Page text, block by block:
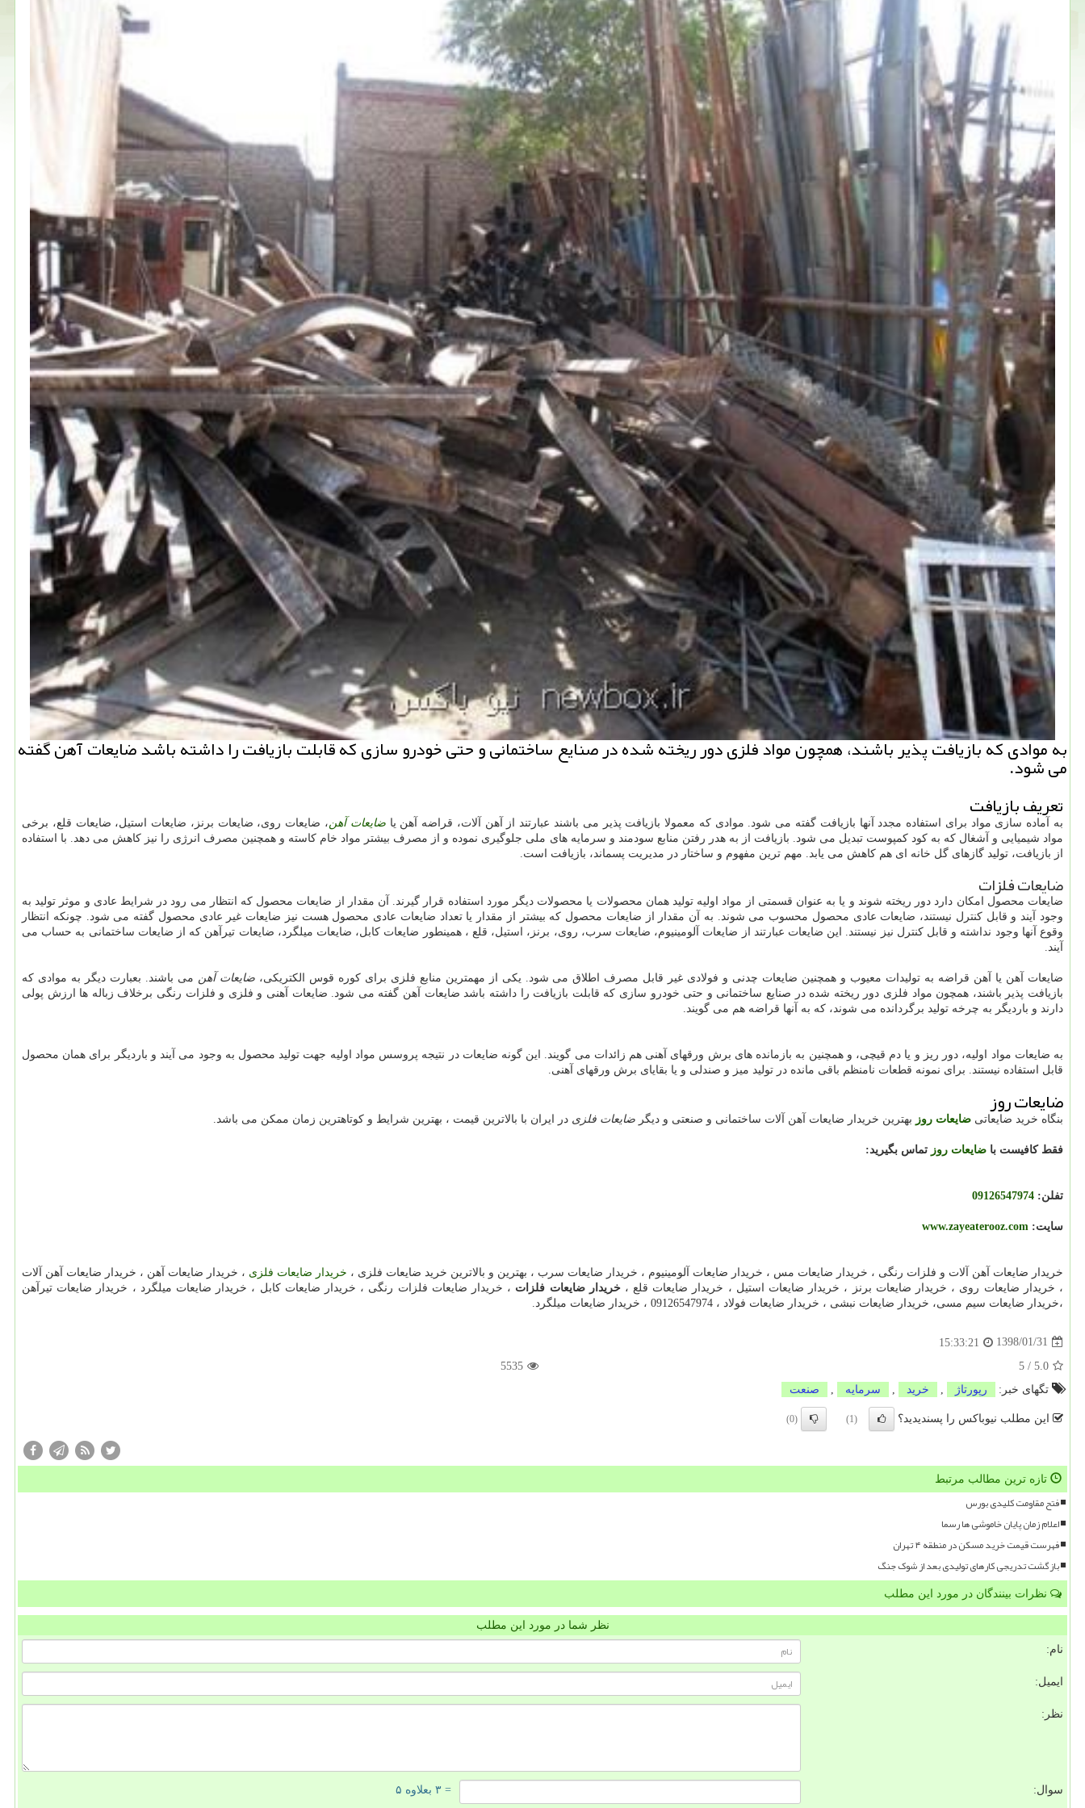
به موادی كه بازیافت پذیر باشند، همچون مواد فلزی دور ریخته شده در صنایع ساختمانی و حتی خودرو سازی كه قابلت بازیافت را داشته باشد ضایعات آهن گفته
می شود.
تعریف بازیافت
به آماده سازی مواد برای استفاده مجدد آنها بازیافت گفته می شود. موادی که معمولا بازیافت پذیر می باشند عبارتند از آهن آلات، قراضه آهن یاضایعات آهن، ضایعات روی، ضایعات برنز، ضایعات استیل، ضایعات قلع، برخی
مواد شیمیایی و آشغال که به کود کمپوست تبدیل می شود. بازیافت از به هدر رفتن منابع سودمند و سرمایه های ملی جلوگیری نموده و از مصرف بیشتر مواد خام کاسته و همچنین مصرف انرژی را نیز کاهش می دهد. با استفاده
از بازیافت، تولید گازهای گل خانه ای هم کاهش می یابد. مهم ترین مفهوم و ساختار در مدیریت پسماند، بازیافت است.
ضایعات فلزات
ضایعات محصول امکان دارد دور ریخته شوند و یا به عنوان قسمتی از مواد اولیه تولید همان محصولات یا محصولات دیگر مورد استفاده قرار گیرند. آن مقدار از ضایعات محصول که انتظار می رود در شرایط عادی و موثر تولید به
وجود آیند و قابل کنترل نیستند، ضایعات عادی محصول محسوب می شوند. به آن مقدار از ضایعات محصول که بیشتر از مقدار یا تعداد ضایعات عادی محصول هست نیز ضایعات غیر عادی محصول گفته می شود. چونکه انتظار
وقوع آنها وجود نداشته و قابل کنترل نیز نیستند. این ضایعات عبارتند از ضایعات آلومینیوم، ضایعات سرب، روی، برنز، استیل، قلع ، همینطور ضایعات کابل، ضایعات میلگرد، ضایعات تیرآهن که از ضایعات ساختمانی به حساب می
آیند.
ضایعات آهن یا آهن قراضه به تولیدات معیوب و همچنین ضایعات چدنی و فولادی غیر قابل مصرف اطلاق می شود. یکی از مهمترین منابع فلزی برای کوره قوس الکتریکی،ضایعات آهن می باشند. بعبارت دیگر به موادی که
بازیافت پذیر باشند، همچون مواد فلزی دور ریخته شده در صنایع ساختمانی و حتی خودرو سازی که قابلت بازیافت را داشته باشد ضایعات آهن گفته می شود. ضایعات آهنی و فلزی و فلزات رنگی برخلاف زباله ها ارزش پولی
دارند و باردیگر به چرخه تولید برگردانده می شوند، که به آنها قراضه هم می گویند.
به ضایعات مواد اولیه، دور ریز و یا دم قیچی، و همچنین به بازمانده های برش ورقهای آهنی هم زائدات می گویند. این گونه ضایعات در نتیجه پروسس مواد اولیه جهت تولید محصول به وجود می آیند و باردیگر برای همان محصول
قابل استفاده نیستند. برای نمونه قطعات نامنظم باقی مانده در تولید میز و صندلی و یا بقایای برش ورقهای آهنی.
ضایعات روز
بنگاه خرید ضایعاتی ضایعات روز بهترین خریدار ضایعات آهن آلات ساختمانی و صنعتی و دیگر ضایعات فلزی در ایران با بالاترین قیمت ، بهترین شرایط و کوتاهترین زمان ممکن می باشد.
فقط کافیست با ضایعات روز تماس بگیرید:
تفلن: 09126547974
سایت: www.zayeaterooz.com
خریدار ضایعات آهن آلات و فلزات رنگی ، خریدار ضایعات مس ، خریدار ضایعات آلومینیوم ، خریدار ضایعات سرب ، بهترین و بالاترین خرید ضایعات فلزی ، خریدار ضایعات فلزی ، خریدار ضایعات آهن ، خریدار ضایعات آهن آلات
، خریدار ضایعات روی ، خریدار ضایعات برنز ، خریدار ضایعات استیل ، خریدار ضایعات قلع ،خریدار ضایعات فلزات ، خریدار ضایعات فلزات رنگی ، خریدار ضایعات کابل ، خریدار ضایعات میلگرد ، خریدار ضایعات تیرآهن
،خریدار ضایعات سیم مسی، خریدار ضایعات نبشی ، خریدار ضایعات فولاد ، 09126547974 ، خریدار ضایعات میلگرد.
1398/01/31
15:33:21
5.0
/
5
5535
تگهای خبر:
رپورتاژ خرید سرمایه صنعت
این مطلب نیوباکس را پسندیدید؟ (1)
(0)
تازه ترین مطالب مرتبط
فتح مقاومت کلیدی بورس
اعلام زمان پایان خاموشی ها رسما
فهرست قیمت خرید مسکن در منطقه ۴ تهران
بازگشت تدریجی کارهای تولیدی بعد از شوک جنگ
نظرات بینندگان در مورد این مطلب
نظر شما در مورد این مطلب
نام:
ایمیل:
نظر:
سوال: = ۳ بعلاوه ۵